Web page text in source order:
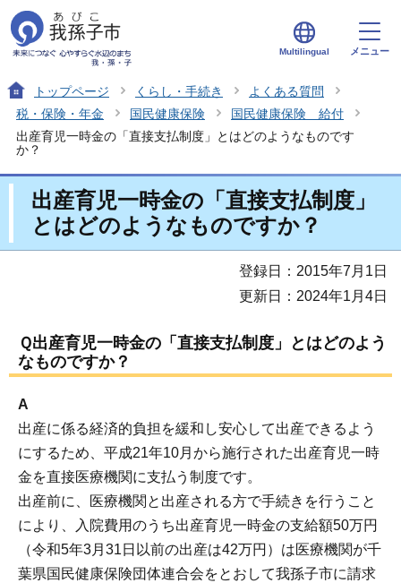
Multilingual メニュー
トップページ くらし・手続き
よくある質問
税・保険・年金
国民健康保険
国民健康保険 給付
出産育児一時金の「直接支払制度」とはどのようなものです
か？
出産育児一時金の「直接支払制度」
とはどのようなものですか？
登録日：2015年7月1日
更新日：2024年1月4日
Ｑ出産育児一時金の「直接支払制度」とはどのよう
なものですか？
A
出産に係る経済的負担を緩和し安心して出産できるよう
にするため、平成21年10月から施行された出産育児一時
金を直接医療機関に支払う制度です。
出産前に、医療機関と出産される方で手続きを行うこと
により、入院費用のうち出産育児一時金の支給額50万円
（令和5年3月31日以前の出産は42万円）は医療機関が千
葉県国民健康保険団体連合会をとおして我孫子市に請求